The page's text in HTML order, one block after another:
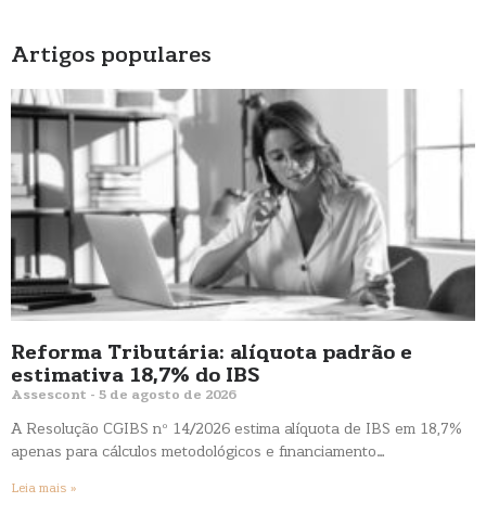
Artigos populares
Reforma Tributária: alíquota padrão e
estimativa 18,7% do IBS
Assescont 5 de agosto de 2026
A Resolução CGIBS nº 14/2026 estima alíquota de IBS em 18,7%
apenas para cálculos metodológicos e financiamento…
Leia mais »